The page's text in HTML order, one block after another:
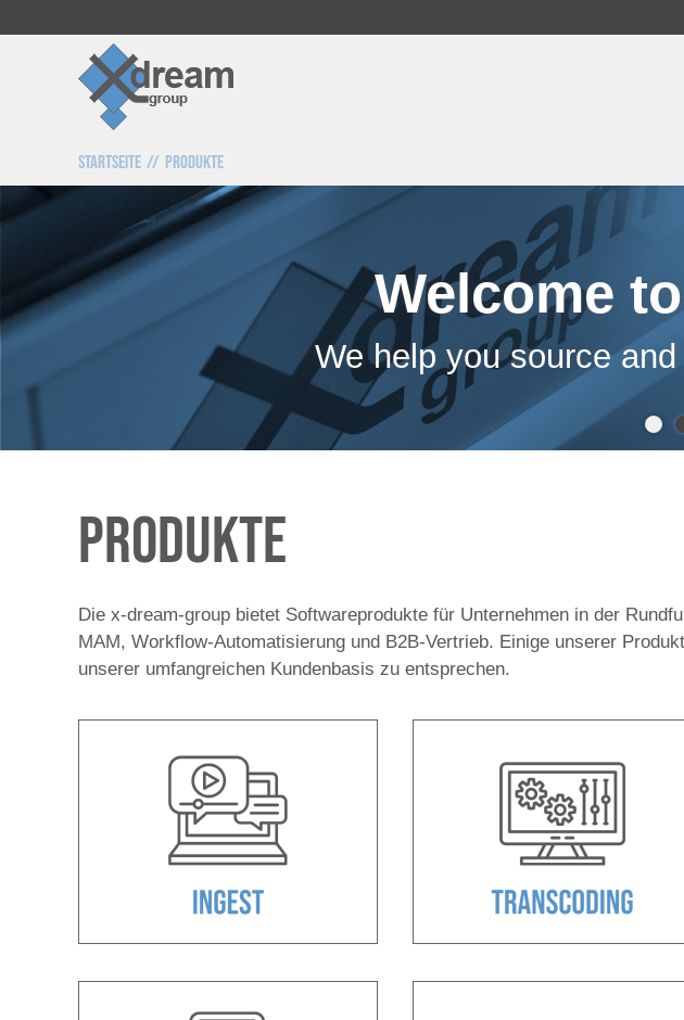
Startseite Produkte
Welcome
We help you source
Produkte
Die x-dream-group bietet Softwareprodukte für Unternehmen in der
MAM, Workflow-Automatisierung und B2B-Vertrieb. Einige unserer
unserer umfangreichen Kundenbasis zu entsprechen.